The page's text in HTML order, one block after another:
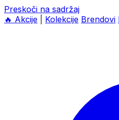
Preskoči na sadržaj
🔥 Akcije Kolekcije Brendovi